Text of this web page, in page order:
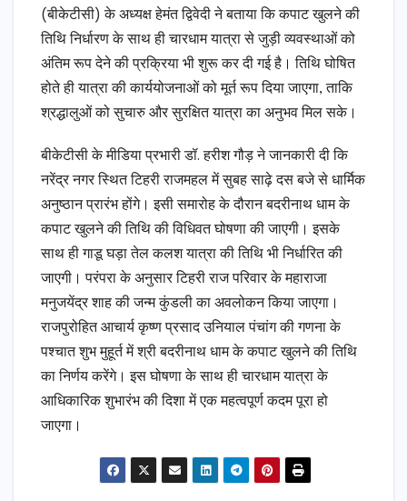
(बीकेटीसी) के अध्यक्ष हेमंत द्विवेदी ने बताया कि कपाट खुलने की
तिथि निर्धारण के साथ ही चारधाम यात्रा से जुड़ी व्यवस्थाओं को
अंतिम रूप देने की प्रक्रिया भी शुरू कर दी गई है। तिथि घोषित
होते ही यात्रा की कार्ययोजनाओं को मूर्त रूप दिया जाएगा, ताकि
श्रद्धालुओं को सुचारु और सुरक्षित यात्रा का अनुभव मिल सके।
बीकेटीसी के मीडिया प्रभारी डॉ. हरीश गौड़ ने जानकारी दी कि
नरेंद्र नगर स्थित टिहरी राजमहल में सुबह साढ़े दस बजे से धार्मिक
अनुष्ठान प्रारंभ होंगे। इसी समारोह के दौरान बदरीनाथ धाम के
कपाट खुलने की तिथि की विधिवत घोषणा की जाएगी। इसके
साथ ही गाडू घड़ा तेल कलश यात्रा की तिथि भी निर्धारित की
जाएगी। परंपरा के अनुसार टिहरी राज परिवार के महाराजा
मनुजयेंद्र शाह की जन्म कुंडली का अवलोकन किया जाएगा।
राजपुरोहित आचार्य कृष्ण प्रसाद उनियाल पंचांग की गणना के
पश्चात शुभ मुहूर्त में श्री बदरीनाथ धाम के कपाट खुलने की तिथि
का निर्णय करेंगे। इस घोषणा के साथ ही चारधाम यात्रा के
आधिकारिक शुभारंभ की दिशा में एक महत्वपूर्ण कदम पूरा हो
जाएगा।